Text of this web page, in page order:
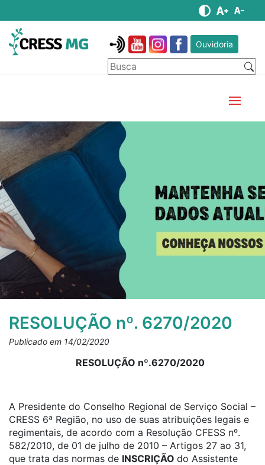
Ouvidoria
RESOLUÇÃO nº. 6270/2020
Publicado em 14/02/2020
RESOLUÇÃO nº.6270/2020
A Presidente do Conselho Regional de Serviço Social –
CRESS 6ª Região, no uso de suas atribuições legais e
regimentais, de acordo com a Resolução CFESS nº.
582/2010, de 01 de julho de 2010 – Artigos 27 ao 31,
que trata das normas de INSCRIÇÃO do Assistente